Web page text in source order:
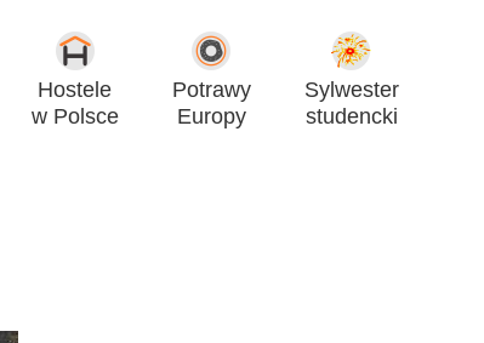
Hostele
w Polsce
Potrawy
Europy
Sylwester
studencki